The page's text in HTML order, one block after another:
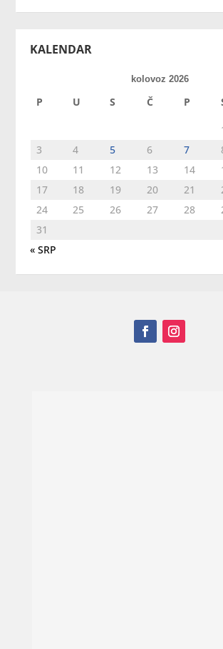
KALENDAR
kolovoz 2026
P U S Č P
3
4 5 6 7
10
11 12 13 14
17
18 19 20 21
24
25 26 27 28
31
« SRP